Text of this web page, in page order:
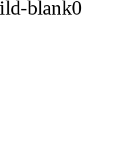
blank0